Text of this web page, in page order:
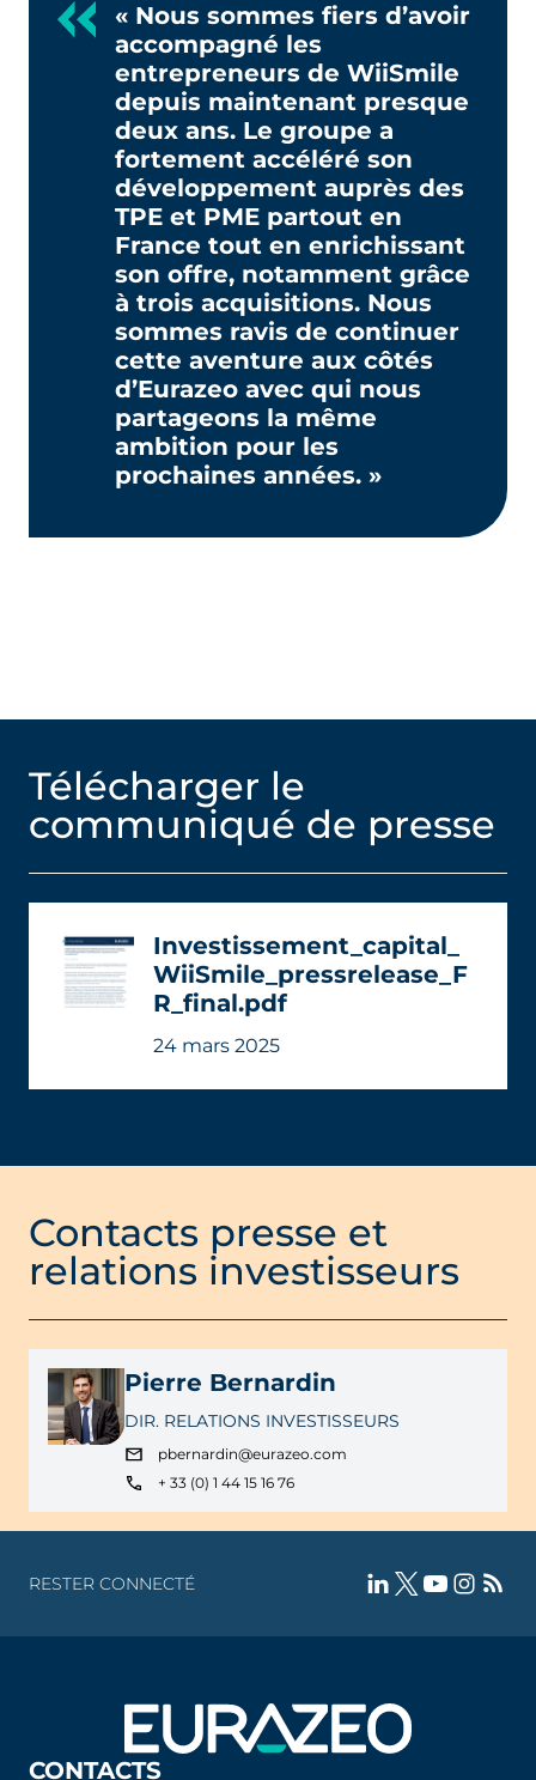
« Nous sommes fiers d’avoir
accompagné les
entrepreneurs de WiiSmile
depuis maintenant presque
deux ans. Le groupe a
fortement accéléré son
développement auprès des
TPE et PME partout en
France tout en enrichissant
son offre, notamment grâce
à trois acquisitions. Nous
sommes ravis de continuer
cette aventure aux côtés
d’Eurazeo avec qui nous
partageons la même
ambition pour les
prochaines années. »
Télécharger le
communiqué de presse
Investissement_capital_
WiiSmile_pressrelease_F
R_final.pdf
24 mars 2025
Contacts presse et
relations investisseurs
Pierre Bernardin
DIR. RELATIONS INVESTISSEURS
pbernardin@eurazeo.com
+ 33 (0) 1 44 15 16 76
RESTER CONNECTÉ
CONTACTS